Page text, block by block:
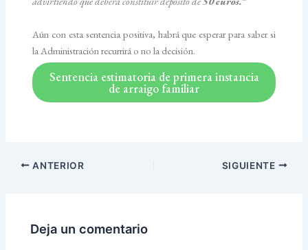
Aún con esta sentencia positiva, habrá que esperar para saber si
la Administración recurrirá o no la decisión.
Sentencia estimatoria de primera instancia
de arraigo familiar
ANTERIOR SIGUIENTE
Deja un comentario